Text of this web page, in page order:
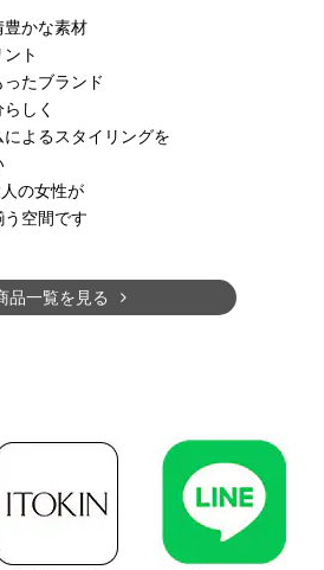
かな素材
ト
たブランド
しく
よるスタイリングを
の女性が
空間です
品一覧を見る